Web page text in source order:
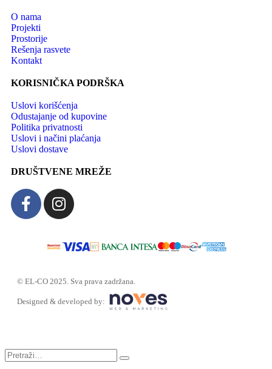
O nama
Projekti
Prostorije
Rešenja rasvete
Kontakt
KORISNIČKA PODRŠKA
Uslovi korišćenja
Odustajanje od kupovine
Politika privatnosti
Uslovi i načini plaćanja
Uslovi dostave
DRUŠTVENE MREŽE
© EL-CO 2025. Sva prava zadržana.
Designed & developed by: